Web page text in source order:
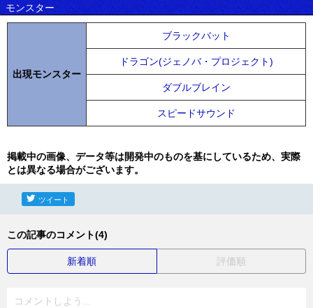
モンスター
出現モンスター
ブラックバット
ドラゴン(ジェノバ・プロジェクト)
ダブルブレイン
スピードサウンド
掲載中の画像、データ等は開発中のものを基にしているため、実際
とは異なる場合がございます。
ツイート
この記事のコメント(4)
新着順 評価順
コメントしよう...